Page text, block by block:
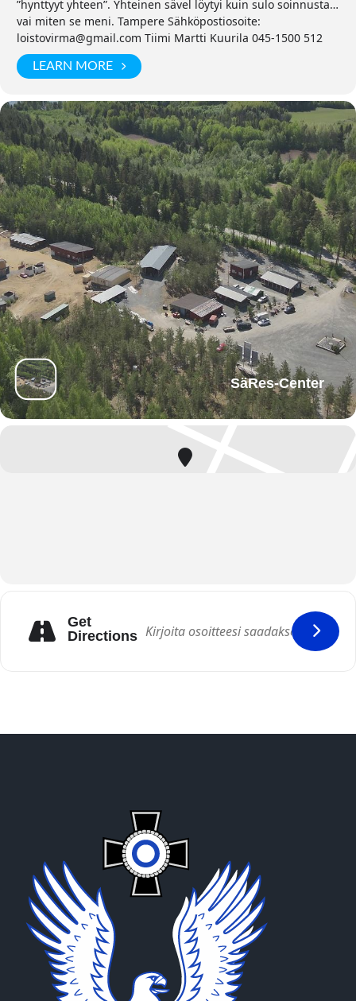
”hynttyyt yhteen”. Yhteinen sävel löytyi kuin sulo soinnusta…
vai miten se meni. Tampere Sähköpostiosoite:
loistovirma@gmail.com Tiimi Martti Kuurila 045-1500 512
LEARN MORE
SäRes-Center
Get
Directions